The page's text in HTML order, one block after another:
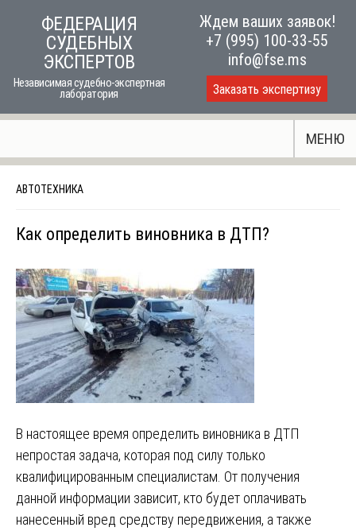
ФЕДЕРАЦИЯ
СУДЕБНЫХ
ЭКСПЕРТОВ
Независимая судебно-экспертная
лаборатория
Ждем ваших заявок!
+7 (995) 100-33-55
info@fse.ms
Заказать экспертизу
МЕНЮ
АВТОТЕХНИКА
Как определить виновника в ДТП?
В настоящее время определить виновника в ДТП
непростая задача, которая под силу только
квалифицированным специалистам. От получения
данной информации зависит, кто будет оплачивать
нанесенный вред средству передвижения, а также